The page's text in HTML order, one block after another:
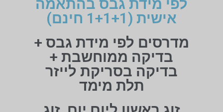
לפי מידת גבס בהתאמה
אישית (1+1+1 חינם)
מדרסים לפי מידת גבס +
בדיקה ממוחשבת +
בדיקה בסריקת לייזר
תלת מימד